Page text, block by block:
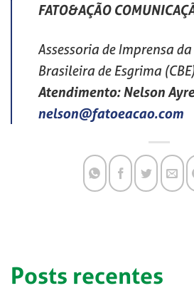
FATO&AÇÃO
Assessoria de Imprensa
Brasileira de Esgrima
Atendimento: Nelson
nelson@fatoeacao.com
Posts recentes